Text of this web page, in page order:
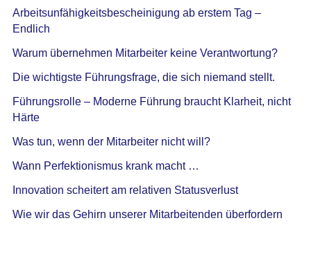
Arbeitsunfähigkeitsbescheinigung ab erstem Tag –
Endlich
Warum übernehmen Mitarbeiter keine Verantwortung?
Die wichtigste Führungsfrage, die sich niemand stellt.
Führungsrolle – Moderne Führung braucht Klarheit, nicht
Härte
Was tun, wenn der Mitarbeiter nicht will?
Wann Perfektionismus krank macht …
Innovation scheitert am relativen Statusverlust
Wie wir das Gehirn unserer Mitarbeitenden überfordern